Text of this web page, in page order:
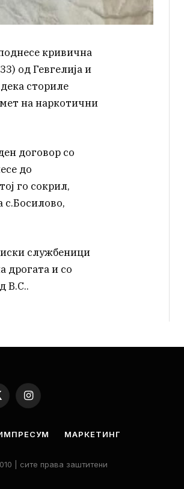
кривична
од Гевгелија и
сториле
на наркотични
договор со
до
го сокрил,
с.Босилово,
службеници
дрогата и со
В.С..
Instagram
МАРКЕТИНГ
| сите права заштитени